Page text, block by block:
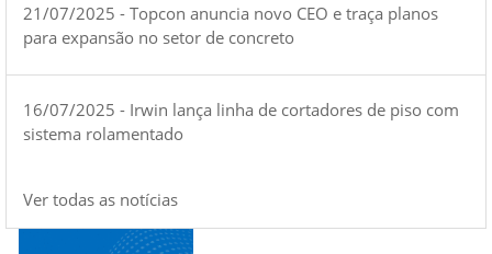
21/07/2025 - Topcon anuncia novo CEO e traça planos
para expansão no setor de concreto
16/07/2025 - Irwin lança linha de cortadores de piso com
sistema rolamentado
Ver todas as notícias